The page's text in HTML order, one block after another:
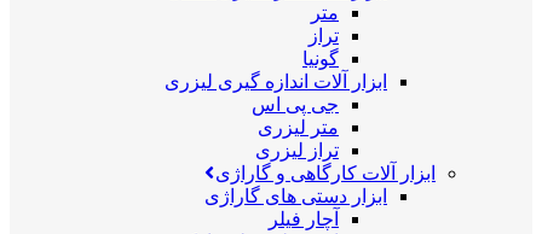
متر
تراز
گونیا
ابزار آلات اندازه گیری لیزری
جی پی اس
متر لیزری
تراز لیزری
ابزار آلات کارگاهی و گاراژی
ابزار دستی های گاراژی
آچار فیلر